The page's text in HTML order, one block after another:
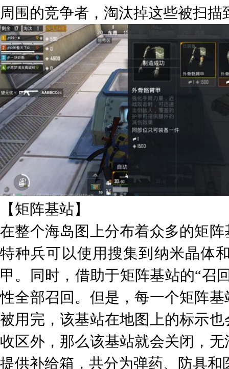
周围的竞争者，淘汰掉这些被扫
【矩阵基站】
在整个海岛图上分布着众多的矩
特种兵可以使用搜集到纳米晶体
甲。同时，借助于矩阵基站的“召
性全部召回。但是，每一个矩阵
被用完，该基站在地图上的标示
收区外，那么该基站就会关闭，
提供补给箱，共分为弹药、防具